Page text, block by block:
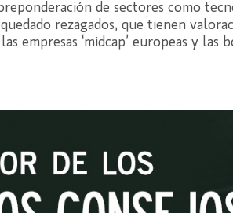
de sectores como
rezagados, que tienen
empresas ‘midcap’ europeas y las